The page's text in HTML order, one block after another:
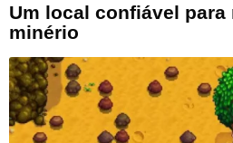
Um local confiável para
minério